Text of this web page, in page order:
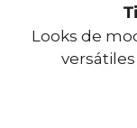
Looks de